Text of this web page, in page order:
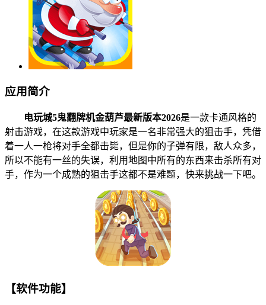
应用简介
电玩城5鬼翻牌机金葫芦最新版本2026是一款卡通风格的
射击游戏，在这款游戏中玩家是一名非常强大的狙击手，凭借
着一人一枪将对手全都击毙，但是你的子弹有限，敌人众多，
所以不能有一丝的失误，利用地图中所有的东西来击杀所有对
手，作为一个成熟的狙击手这都不是难题，快来挑战一下吧。
【软件功能】